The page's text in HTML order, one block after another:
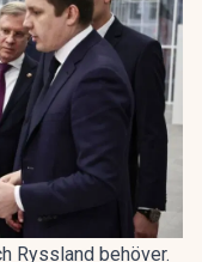
Ryssland behöver.